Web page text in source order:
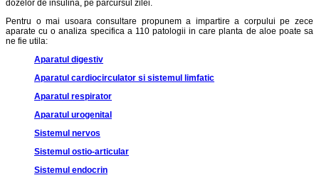
dozelor de insulina, pe parcursul zilei.
Pentru o mai usoara consultare propunem a impartire a corpului pe zece
aparate cu o analiza specifica a 110 patologii in care planta de aloe poate sa
ne fie utila:
Aparatul digestiv
Aparatul cardiocirculator si sistemul limfatic
Aparatul respirator
Aparatul urogenital
Sistemul nervos
Sistemul ostio-articular
Sistemul endocrin